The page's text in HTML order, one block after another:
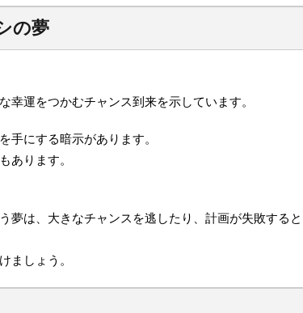
の夢
幸運をつかむチャンス到来を示しています。
手にする暗示があります。
あります。
夢は、大きなチャンスを逃したり、計画が失敗すると
ましょう。